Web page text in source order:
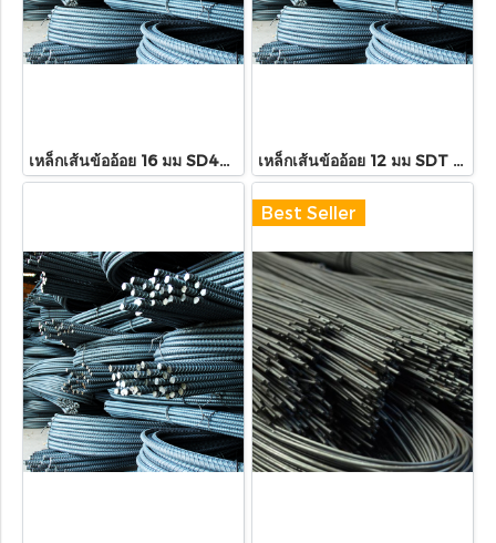
เหล็กเส้นข้ออ้อย 16 มม SD40T x10เมตร เหล็กเส้นข้ออ้อย 12 มม SDT 40 x10เมตร
Best Seller